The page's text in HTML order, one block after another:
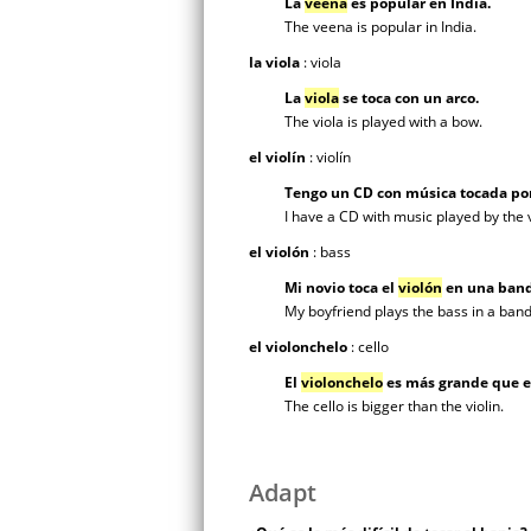
The veena is popular in India.
la viola : viola
Laviolase toca con un arco.
The viola is played with a bow.
el violín : violín
Tengo un CD con música tocada
I have a CD with music played by the
el violón : bass
Mi novio toca el violón en una
My boyfriend plays the bass in a
el violonchelo : cello
El violoncheloes más grande que
The cello is bigger than the violin.
Adapt